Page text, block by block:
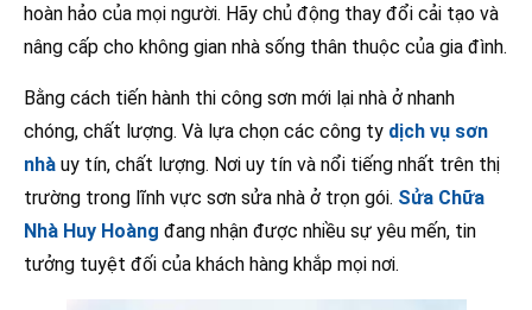
hoàn hảo của mọi người. Hãy chủ động thay đổi cải tạo và
nâng cấp cho không gian nhà sống thân thuộc của gia đình.
Bằng cách tiến hành thi công sơn mới lại nhà ở nhanh
chóng, chất lượng. Và lựa chọn các công ty dịch vụ sơn
nhà uy tín, chất lượng. Nơi uy tín và nổi tiếng nhất trên thị
trường trong lĩnh vực sơn sửa nhà ở trọn gói. Sửa Chữa
Nhà Huy Hoàng đang nhận được nhiều sự yêu mến, tin
tưởng tuyệt đối của khách hàng khắp mọi nơi.